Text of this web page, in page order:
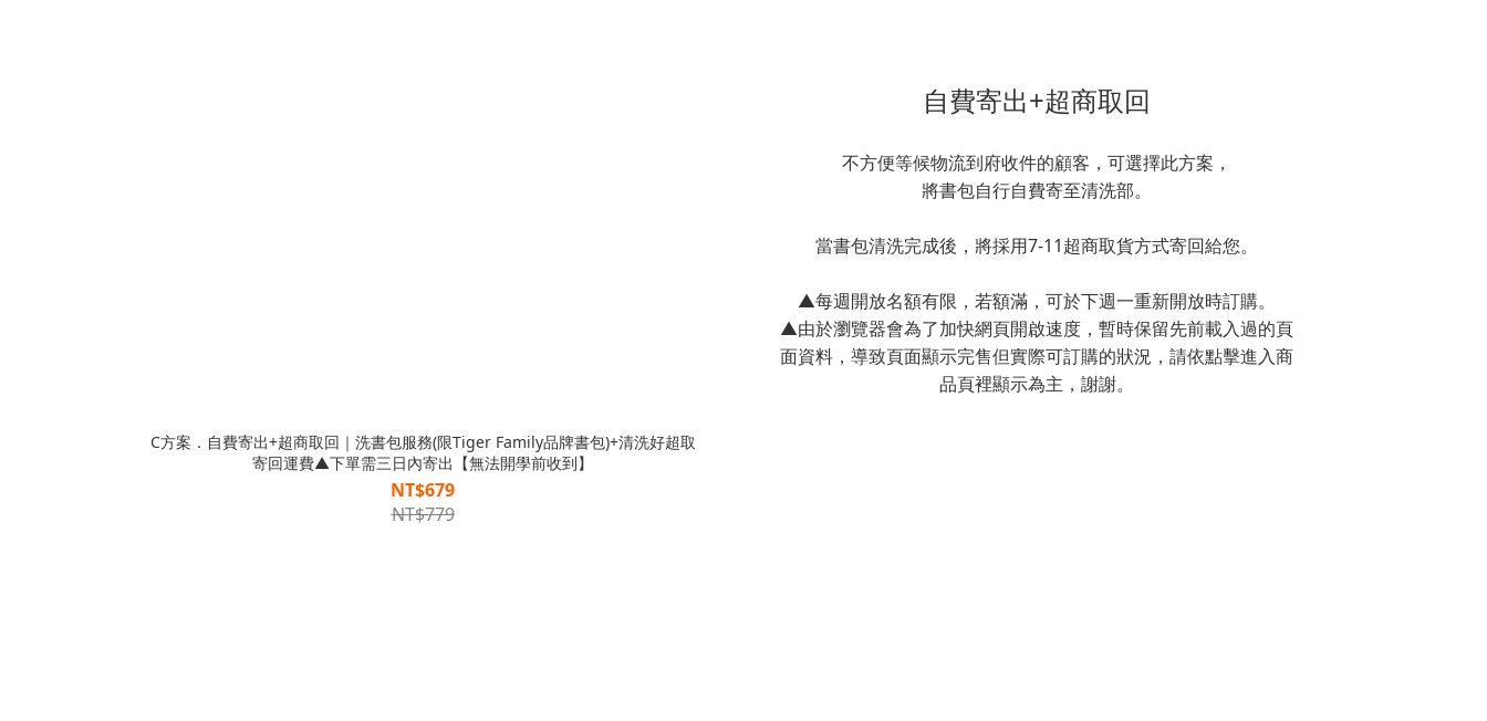
C方案．自費寄出+超商取回｜洗書包服務(限Tiger Family品牌書包)+清洗好超取
寄回運費▲下單需三日內寄出【無法開學前收到】
NT$679
NT$779
自費寄出+超商取回
不方便等候物流到府收件的顧客，可選擇此方案，
將書包自行自費寄至清洗部。
當書包清洗完成後，將採用7-11超商取貨方式寄回給您。
▲每週開放名額有限，若額滿，可於下週一重新開放時訂購。
▲由於瀏覽器會為了加快網頁開啟速度，暫時保留先前載入過的頁
面資料，導致頁面顯示完售但實際可訂購的狀況，請依點擊進入商
品頁裡顯示為主，謝謝。